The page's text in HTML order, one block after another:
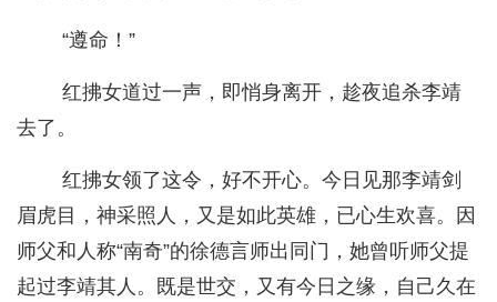
“遵命！”
红拂女道过一声，即悄身离开，趁夜追杀李靖
去了。
红拂女领了这令，好不开心。今日见那李靖剑
眉虎目，神采照人，又是如此英雄，已心生欢喜。因
师父和人称“南奇”的徐德言师出同门，她曾听师父提
起过李靖其人。既是世交，又有今日之缘，自己久在